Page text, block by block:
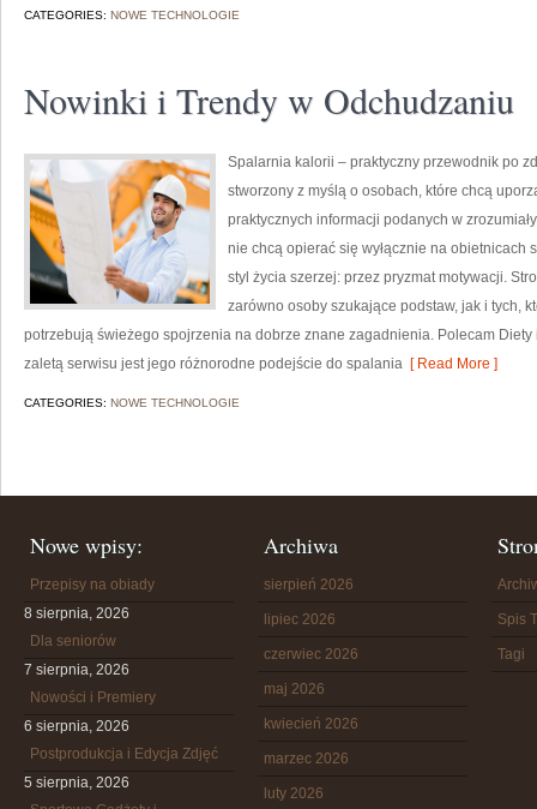
CATEGORIES: NOWE TECHNOLOGIE
Nowinki i Trendy w Odchudzaniu
Spalarnia kalorii – praktyczny przewodnik po
stworzony z myślą o osobach, które chcą
praktycznych informacji podanych w
nie chcą opierać się wyłącznie na obietnicach
styl życia szerzej: przez pryzmat motywacji.
zarówno osoby szukające podstaw, jak i tych,
potrzebują świeżego spojrzenia na dobrze znane zagadnienia. Polecam
zaletą serwisu jest jego różnorodne podejście do spalania [ Read More ]
CATEGORIES: NOWE TECHNOLOGIE
Nowe wpisy:
Przepisy na obiady
8 sierpnia, 2026
Dla seniorów
7 sierpnia, 2026
Nowości i Premiery
6 sierpnia, 2026
Postprodukcja i Edycja Zdjęć
5 sierpnia, 2026
Archiwa
sierpień 2026
lipiec 2026
czerwiec 2026
maj 2026
kwiecień 2026
marzec 2026
luty 2026
Spis
Tagi